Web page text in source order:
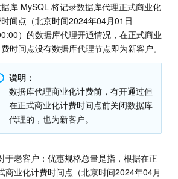
库 MySQL 将记录数据库代理正式商业化
间点（北京时间2024年04月01日
）的数据库代理开通情况，在正式商业
时间点没有数据库代理节点即为新客户。
说明：
数据库代理商业化计费前，有开通过但
在正式商业化计费时间点前关闭数据库
代理的，也为新客户。
于老客户：优惠规格总量是指，根据在正
商业化计费时间点（北京时间2024年04月